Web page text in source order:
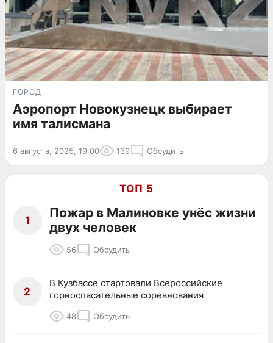
ГОРОД
Аэропорт Новокузнецк выбирает
имя талисмана
6 августа, 2025, 19:00 139 Обсудить
ТОП 5
1
Пожар в Малиновке унёс жизни
двух человек
56 Обсудить
2
В Кузбассе стартовали Всероссийские
горноспасательные соревнования
48 Обсудить